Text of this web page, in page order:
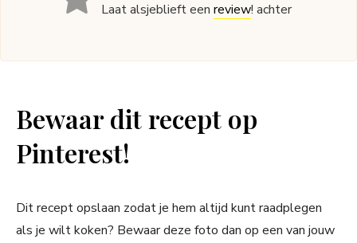
Laat alsjeblieft eenreview! achter
Bewaar dit recept op
Pinterest!
Dit recept opslaan zodat je hem altijd kunt raadplegen
als je wilt koken? Bewaar deze foto dan op een van jouw